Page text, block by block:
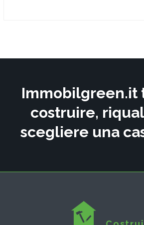
Immobilgreen.it
costruire,
scegliere una